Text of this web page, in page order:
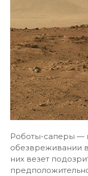
Роботы-саперы —
обезвреживании
них везет